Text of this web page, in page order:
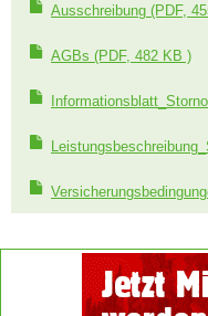
Ausschreibung (PDF,
AGBs (PDF, 482 KB )